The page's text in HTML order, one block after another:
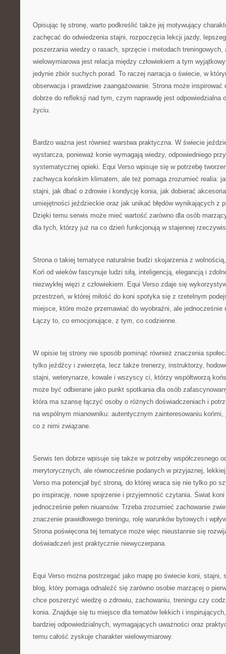
Opisując tę stronę, warto podkreślić także jej motywujący
zachęcać do odwiedzenia stajni, rozpoczęcia lekcji jazdy,
poszerzania wiedzy o rasach, sprzęcie i metodach
wielowymiarowa jest relacja między człowiekiem a tym
jedynie zbiór suchych porad. To raczej narracja o świecie, w
obserwacja i prawdziwe zaangażowanie. Strona może inspirować
dobrze do refleksji nad tym, czym naprawdę jest odpowiedzialna
życiu.
Bardzo ważna jest również warstwa praktyczna. W świecie
wystarcza, ponieważ konie wymagają wiedzy, odpowiedniego
systematycznej opieki. Equi Verso wpisuje się w potrzebę
zachwyca końskim klimatem, ale też pomaga zrozumieć realia:
stajni, jak dbać o zdrowie i kondycję konia, jak dobierać
umiejętności jeździeckie oraz jak unikać błędów wynikających z
Dzięki temu serwis może mieć wartość zarówno dla osób
dla tych, którzy już na co dzień funkcjonują w stajennej
Strona o takiej tematyce naturalnie budzi skojarzenia z
Koń od wieków fascynuje ludzi siłą, inteligencją, elegancją i
niezwykłej więzi z człowiekiem. Equi Verso zdaje się
przestrzeń, w której miłość do koni spotyka się z rzetelnym
miejsce, które może przemawiać do wyobraźni, ale jednocześnie
Łączy to, co emocjonujące, z tym, co codzienne.
W opisie tej strony nie sposób pominąć również znaczenia
tylko jeźdźcy i zwierzęta, lecz także trenerzy, instruktorzy,
stajni, weterynarze, kowale i wszyscy ci, którzy współtworzą
może być odbierane jako punkt spotkania dla osób
która ma szansę łączyć osoby o różnych doświadczeniach i
na wspólnym mianowniku: autentycznym zainteresowaniu
co z nimi związane.
Serwis ten dobrze wpisuje się także w potrzeby współczesnego
merytorycznych, ale równocześnie podanych w przyjaznej,
Verso ma potencjał być stroną, do której wraca się nie tylko po
po inspirację, nowe spojrzenie i przyjemność czytania. Świat
jednocześnie pełen niuansów. Trzeba zrozumieć zachowanie
znaczenie prawidłowego treningu, rolę warunków bytowych i
Strona poświęcona tej tematyce może więc nieustannie się
doświadczeń jest praktycznie niewyczerpana.
Equi Verso można postrzegać jako mapę po świecie koni, stajni,
blog, który pomaga odnaleźć się zarówno osobie marzącej o
chce poszerzyć wiedzę o zdrowiu, zachowaniu, treningu czy
konia. Znajduje się tu miejsce dla tematów lekkich i
bardziej odpowiedzialnych, wymagających uważności oraz
temu całość zyskuje charakter wielowymiarowy.